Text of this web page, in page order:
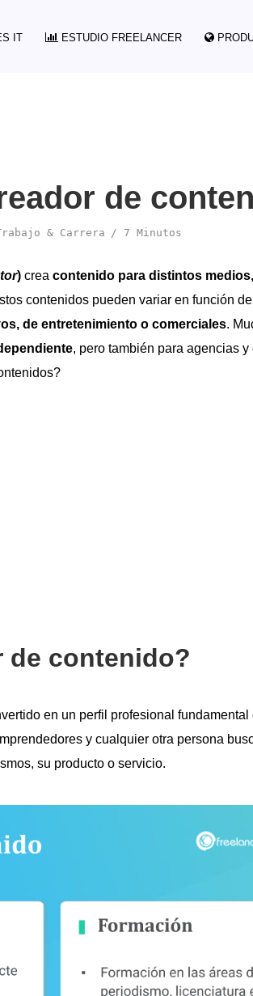
IT ESTUDIO FREELANCER
de
& Carrera 7 Minutos
) crea contenido para distintos medios,
contenidos pueden variar en función
de entretenimiento o comerciales.
, pero también para agencias
de contenido?
en un perfil profesional fundamental
y cualquier otra persona
su producto o servicio.